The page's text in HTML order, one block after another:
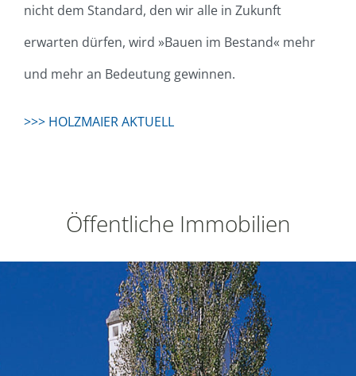
nicht dem Standard, den wir alle in Zukunft
erwarten dürfen, wird »Bauen im Bestand« mehr
und mehr an Bedeutung gewinnen.
>>> HOLZMAIER AKTUELL
Öffentliche Immobilien